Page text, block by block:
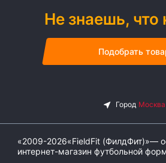
Не знаешь, что
Подобрать
«2009-2026«FieldFit (ФилдФит)»—
интернет-магазин футбольной